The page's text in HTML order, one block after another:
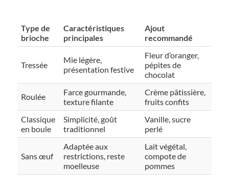
Type de
brioche
Caractéristiques
principales
Ajout
recommandé
Tressée
Mie légère,
présentation festive
Fleur d’oranger,
pépites de
chocolat
Roulée
Farce gourmande,
texture filante
Crème pâtissière,
fruits confits
Classique
en boule
Simplicité, goût
traditionnel
Vanille, sucre
perlé
Sans œuf
Adaptée aux
restrictions, reste
moelleuse
Lait végétal,
compote de
pommes